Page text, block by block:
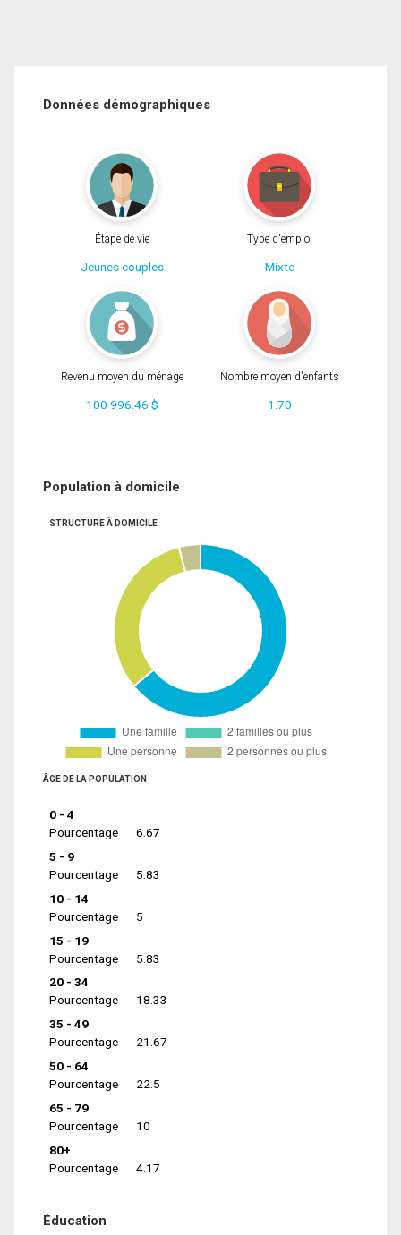
Données démographiques
Étape de vie
Jeunes couples
Type d'emploi
Mixte
Revenu moyen du ménage
100 996.46 $
Nombre moyen d'enfants
1.70
Population à domicile
STRUCTURE À DOMICILE
ÂGE DE LA POPULATION
0 - 4
Pourcentage
6.67
5 - 9
Pourcentage
5.83
10 - 14
Pourcentage
5
15 - 19
Pourcentage
5.83
20 - 34
Pourcentage
18.33
35 - 49
Pourcentage
21.67
50 - 64
Pourcentage
22.5
65 - 79
Pourcentage
10
80+
Pourcentage
4.17
Éducation